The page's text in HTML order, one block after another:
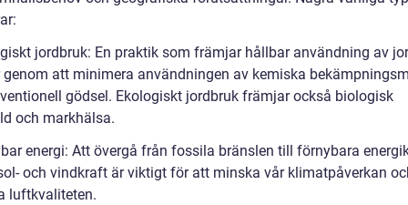
jordbruk: En praktik som främjar hållbar användning av
genom att minimera användningen av kemiska
gödsel. Ekologiskt jordbruk främjar också biologisk
och markhälsa.
energi: Att övergå från fossila bränslen till förnybara
och vindkraft är viktigt för att minska vår klimatpåverkan
luftkvaliteten.